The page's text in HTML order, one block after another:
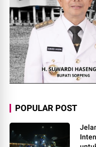
POPULAR POST